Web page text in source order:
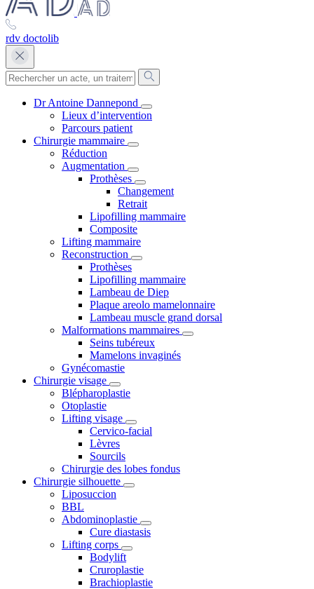
rdv doctolib
Dr Antoine Dannepond
Lieux d’intervention
Parcours patient
Chirurgie mammaire
Réduction
Augmentation
Prothèses
Changement
Retrait
Lipofilling mammaire
Composite
Lifting mammaire
Reconstruction
Prothèses
Lipofilling mammaire
Lambeau de Diep
Plaque areolo mamelonnaire
Lambeau muscle grand dorsal
Malformations mammaires
Seins tubéreux
Mamelons invaginés
Gynécomastie
Chirurgie visage
Blépharoplastie
Otoplastie
Lifting visage
Cervico-facial
Lèvres
Sourcils
Chirurgie des lobes fondus
Chirurgie silhouette
Liposuccion
BBL
Abdominoplastie
Cure diastasis
Lifting corps
Bodylift
Cruroplastie
Brachioplastie